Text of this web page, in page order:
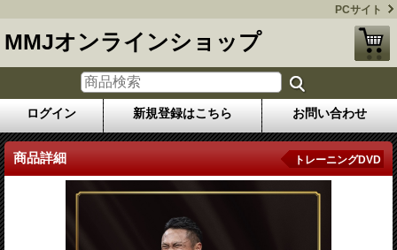
PCサイト
MMJオンラインショップ
ログイン 新規登録はこちら お問い合わせ
商品詳細 トレーニングDVD